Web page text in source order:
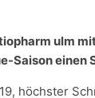
ulm
Saison einen
höchster